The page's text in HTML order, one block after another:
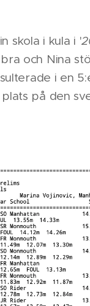
skola i kula i '
och Nina
i en
på den